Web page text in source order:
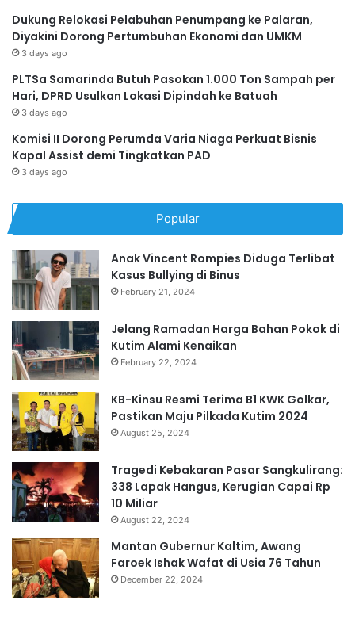
Dukung Relokasi Pelabuhan Penumpang ke Palaran,
Diyakini Dorong Pertumbuhan Ekonomi dan UMKM
3 days ago
PLTSa Samarinda Butuh Pasokan 1.000 Ton Sampah per
Hari, DPRD Usulkan Lokasi Dipindah ke Batuah
3 days ago
Komisi II Dorong Perumda Varia Niaga Perkuat Bisnis
Kapal Assist demi Tingkatkan PAD
3 days ago
Popular
Anak Vincent Rompies Diduga Terlibat
Kasus Bullying di Binus
February 21, 2024
Jelang Ramadan Harga Bahan Pokok di
Kutim Alami Kenaikan
February 22, 2024
KB-Kinsu Resmi Terima B1 KWK Golkar,
Pastikan Maju Pilkada Kutim 2024
August 25, 2024
Tragedi Kebakaran Pasar Sangkulirang:
338 Lapak Hangus, Kerugian Capai Rp
10 Miliar
August 22, 2024
Mantan Gubernur Kaltim, Awang
Faroek Ishak Wafat di Usia 76 Tahun
December 22, 2024